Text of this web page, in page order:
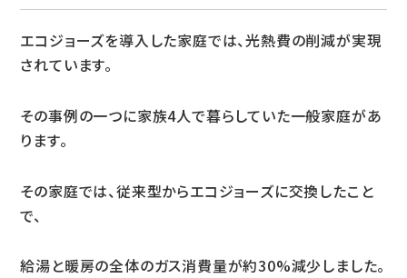
エコジョーズを導入した家庭では、光熱費の削減が実現
されています。
その事例の一つに家族4人で暮らしていた一般家庭があ
ります。
その家庭では、従来型からエコジョーズに交換したこと
で、
給湯と暖房の全体のガス消費量が約30%減少しました。